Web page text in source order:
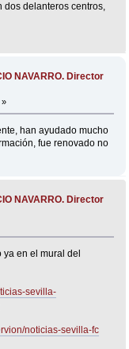
dos delanteros centros,
NAVARRO. Director
»
han ayudado mucho
fue renovado no
NAVARRO. Director
en el mural del
sevilla-
noticias-sevilla-fc